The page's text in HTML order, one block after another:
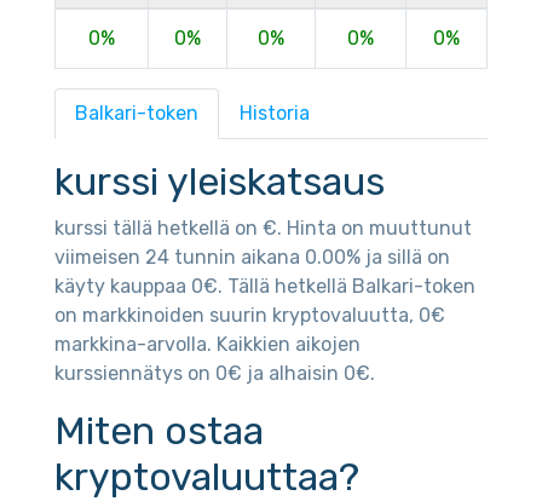
0% 0% 0% 0% 0%
Balkari-token Historia
kurssi yleiskatsaus
kurssi tällä hetkellä on €. Hinta on muuttunut
viimeisen 24 tunnin aikana 0.00% ja sillä on
käyty kauppaa 0€. Tällä hetkellä Balkari-token
on markkinoiden suurin kryptovaluutta, 0€
markkina-arvolla. Kaikkien aikojen
kurssiennätys on 0€ ja alhaisin 0€.
Miten ostaa
kryptovaluuttaa?